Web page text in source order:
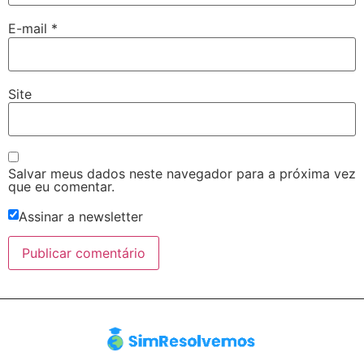
E-mail *
Site
Salvar meus dados neste navegador para a próxima vez
que eu comentar.
Assinar a newsletter